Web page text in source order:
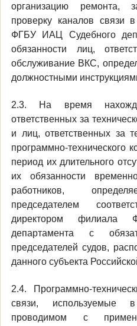
организацию ремонта,
проверку каналов связи
ФГБУ ИАЦ Судебного
обязанности лиц,
обслуживание ВКС,
должностными
2.3. На время
ответственных за
и лиц, ответственных за
программно-технического
период их длительного
их обязанности
работников,
председателем
директором
департамента с
председателей судов,
данного субъекта
2.4. Программно-
связи, используемые
проводимом с